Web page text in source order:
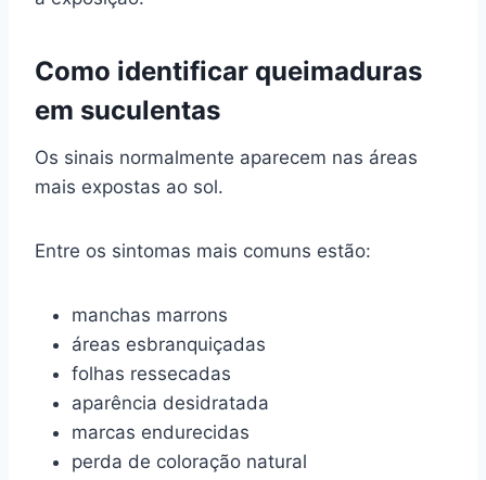
Como identificar queimaduras
em suculentas
Os sinais normalmente aparecem nas áreas
mais expostas ao sol.
Entre os sintomas mais comuns estão:
manchas marrons
áreas esbranquiçadas
folhas ressecadas
aparência desidratada
marcas endurecidas
perda de coloração natural